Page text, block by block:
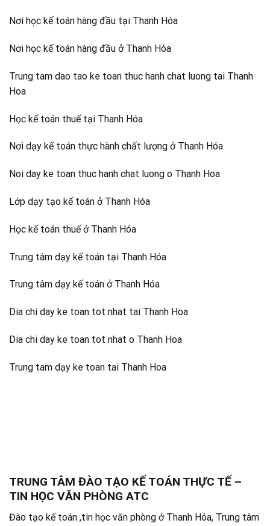
Nơi học kế toán hàng đầu tại Thanh Hóa
Nơi học kế toán hàng đầu ở Thanh Hóa
Trung tam dao tao ke toan thuc hanh chat luong tai Thanh
Hoa
Học kế toán thuế tại Thanh Hóa
Nơi dạy kế toán thực hành chất lượng ở Thanh Hóa
Noi day ke toan thuc hanh chat luong o Thanh Hoa
Lớp dạy tạo kế toán ở Thanh Hóa
Học kế toán thuế ở Thanh Hóa
Trung tâm dạy kế toán tại Thanh Hóa
Trung tâm dạy kế toán ở Thanh Hóa
Dia chi day ke toan tot nhat tai Thanh Hoa
Dia chi day ke toan tot nhat o Thanh Hoa
Trung tam dạy ke toan tai Thanh Hoa
TRUNG TÂM ĐÀO TẠO KẾ TOÁN THỰC TẾ –
TIN HỌC VĂN PHÒNG ATC
Đào tạo kế toán ,tin học văn phòng ở Thanh Hóa, Trung tâm